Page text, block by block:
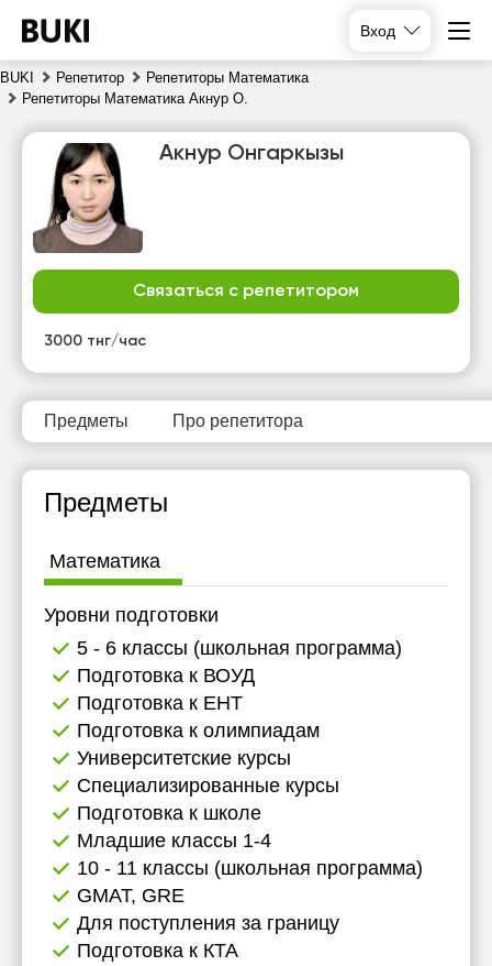
Вход
BUKI Репетитор
Репетиторы Математика
Репетиторы Математика Акнур О.
Акнур Онгаркызы
Связаться с репетитором
3000 тнг/час
Предметы Про репетитора
Предметы
Математика
Уровни подготовки
5 - 6 классы (школьная программа)
Подготовка к ВОУД
Подготовка к ЕНТ
Подготовка к олимпиадам
Университетские курсы
Специализированные курсы
Подготовка к школе
Младшие классы 1-4
10 - 11 классы (школьная программа)
GMAT, GRE
Для поступления за границу
Подготовка к КТА
пт
сб
Нет
свободных
часов
Нет
свободных
часов
Нет
свободных
часов
Нет
свободных